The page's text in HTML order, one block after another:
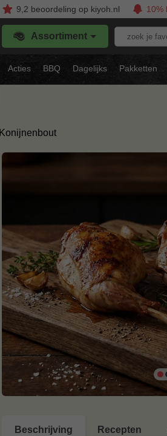
9,2 beoordelingop kiyoh.nl 10%
Assortiment
Zoek
stuk
vlees..
Acties BBQ Dagelijks Pakketten
Konijnenbout
Beschrijving Recepten